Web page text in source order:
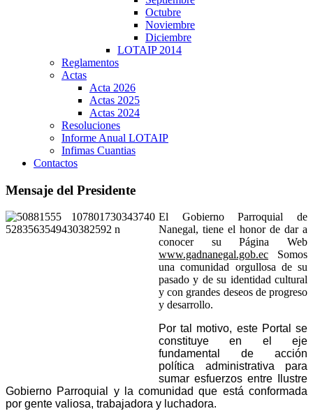
Octubre
Noviembre
Diciembre
LOTAIP 2014
Reglamentos
Actas
Acta 2026
Actas 2025
Actas 2024
Resoluciones
Informe Anual LOTAIP
Infimas Cuantias
Contactos
Mensaje del Presidente
El Gobierno Parroquial de
Nanegal, tiene el honor de dar a
conocer su Página Web
www.gadnanegal.gob.ec Somos
una comunidad orgullosa de su
pasado y de su identidad cultural
y con grandes deseos de progreso
y desarrollo.
Por tal motivo, este Portal se
constituye en el eje
fundamental de acción
política administrativa para
sumar esfuerzos entre Ilustre
Gobierno Parroquial y la comunidad que está conformada
por gente valiosa, trabajadora y luchadora.